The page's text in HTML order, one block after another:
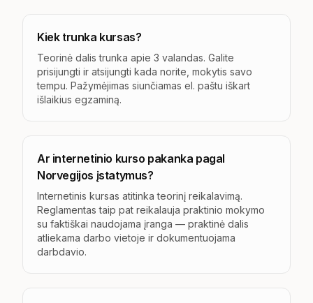
Kiek trunka kursas?
Teorinė dalis trunka apie 3 valandas. Galite
prisijungti ir atsijungti kada norite, mokytis savo
tempu. Pažymėjimas siunčiamas el. paštu iškart
išlaikius egzaminą.
Ar internetinio kurso pakanka pagal
Norvegijos įstatymus?
Internetinis kursas atitinka teorinį reikalavimą.
Reglamentas taip pat reikalauja praktinio mokymo
su faktiškai naudojama įranga — praktinė dalis
atliekama darbo vietoje ir dokumentuojama
darbdavio.